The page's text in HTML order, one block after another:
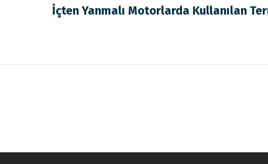
İçten Yanmalı Motorlarda Kullanılan